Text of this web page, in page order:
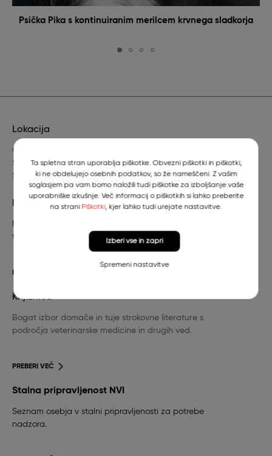
Psička Pika s kontinuiranim merilcem krvnega sladkorja
Lokacija
Gerbičeva 60
SI-1000 Ljubljana
Slovenija
Dežurni veterinar
Nujna veterinarska pomoč za pse in mačke in
telefonska številka stalne pripravljenosti.
PREBERI VEČ
Knjižnica
Bogat izbor domače in tuje strokovne literature s
področja veterinarske medicine in drugih ved.
PREBERI VEČ
Stalna pripravljenost NVI
Seznam osebja v stalni pripravljenosti za potrebe
nadzora.
Ta spletna stran uporablja piškotke. Obvezni piškotki in piškotki,
ki ne obdelujejo osebnih podatkov, so že nameščeni. Z vašim
soglasjem pa vam bomo naložili tudi piškotke za izboljšanje vaše
uporabniške izkušnje. Več informacij o piškotkih si lahko preberite
na strani Piškotki, kjer lahko tudi urejate nastavitve.
Spremeni nastavitve
Izberi vse in zapri